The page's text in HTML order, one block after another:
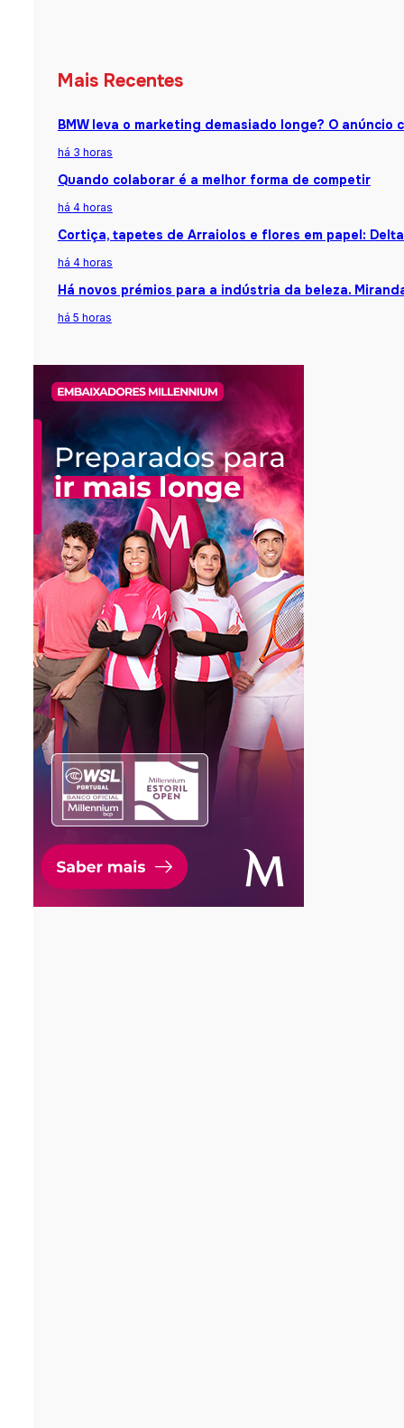
Mais Recentes
BMW leva o marketing demasiado longe? O
há 3 horas
Quando colaborar é a melhor forma de competir
há 4 horas
Cortiça, tapetes de Arraiolos e flores em papel:
há 4 horas
Há novos prémios para a indústria da beleza.
há 5 horas